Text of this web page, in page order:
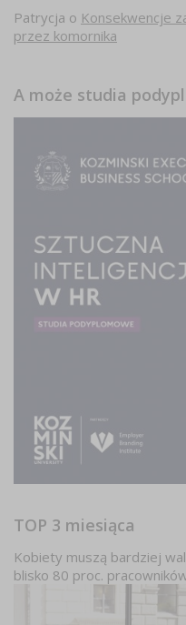
Patrycja o Konsekwencje
przez komornika
A może studia
TOP 3 miesiąca
Kobiety muszą bardziej
blisko 80 proc.